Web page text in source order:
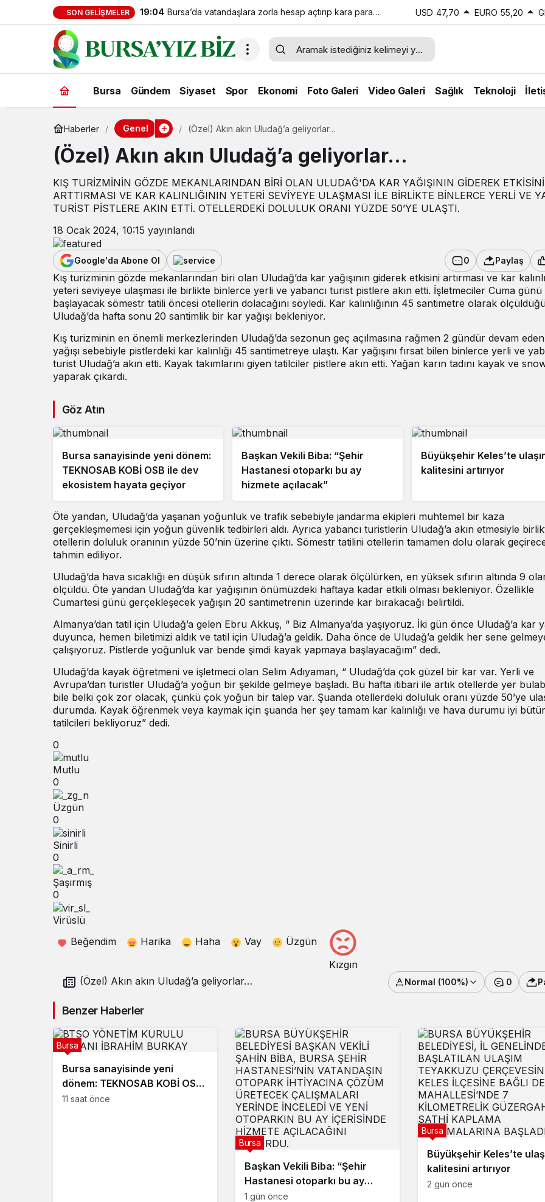
SON GELIŞMELER 19:04 Bursa’da vatandaşlara zorla hesap açtırıp kara para
aklayan şahıslara baskın
USD 47,70 EURO 55,20
Bursa Gündem Siyaset Spor Ekonomi Foto Galeri Video Galeri Sağlık Teknoloji
Haberler Genel (Özel) Akın akın Uludağ’a geliyorlar…
(Özel) Akın akın Uludağ’a geliyorlar…
KIŞ TURİZMİNİN GÖZDE MEKANLARINDAN BİRİ OLAN ULUDAĞ'DA KAR YAĞIŞININ GİDEREK ETKİSİNİ
ARTTIRMASI VE KAR KALINLIĞININ YETERİ SEVİYEYE ULAŞMASI İLE BİRLİKTE BİNLERCE YERLİ VE
TURİST PİSTLERE AKIN ETTİ. OTELLERDEKİ DOLULUK ORANI YÜZDE 50’YE ULAŞTI.
18 Ocak 2024, 10:15 yayınlandı
Google'da Abone Ol 0 Paylaş
Kış turizminin gözde mekanlarından biri olan Uludağ’da kar yağışının giderek etkisini artırması ve kar
yeteri seviyeye ulaşması ile birlikte binlerce yerli ve yabancı turist pistlere akın etti. İşletmeciler Cuma günü
başlayacak sömestr tatili öncesi otellerin dolacağını söyledi. Kar kalınlığının 45 santimetre olarak
Uludağ’da hafta sonu 20 santimlik bir kar yağışı bekleniyor.
Kış turizminin en önemli merkezlerinden Uludağ’da sezonun geç açılmasına rağmen 2 gündür devam
yağışı sebebiyle pistlerdeki kar kalınlığı 45 santimetreye ulaştı. Kar yağışını fırsat bilen binlerce yerli ve
turist Uludağ’a akın etti. Kayak takımlarını giyen tatilciler pistlere akın etti. Yağan karın tadını kayak ve
yaparak çıkardı.
Göz Atın
Bursa sanayisinde yeni dönem:
TEKNOSAB KOBİ OSB ile dev
ekosistem hayata geçiyor
Başkan Vekili Biba: “Şehir
Hastanesi otoparkı bu ay
hizmete açılacak”
Büyükşehir Keles’te
kalitesini artırıyor
Öte yandan, Uludağ’da yaşanan yoğunluk ve trafik sebebiyle jandarma ekipleri muhtemel bir kaza
gerçekleşmemesi için yoğun güvenlik tedbirleri aldı. Ayrıca yabancı turistlerin Uludağ’a akın etmesiyle
otellerin doluluk oranının yüzde 50’nin üzerine çıktı. Sömestr tatilini otellerin tamamen dolu olarak
tahmin ediliyor.
Uludağ’da hava sıcaklığı en düşük sıfırın altında 1 derece olarak ölçülürken, en yüksek sıfırın altında 9
ölçüldü. Öte yandan Uludağ’da kar yağışının önümüzdeki haftaya kadar etkili olması bekleniyor. Özellikle
Cumartesi günü gerçekleşecek yağışın 20 santimetrenin üzerinde kar bırakacağı belirtildi.
Almanya’dan tatil için Uludağ’a gelen Ebru Akkuş, “ Biz Almanya’da yaşıyoruz. İki gün önce Uludağ’a kar
duyunca, hemen biletimizi aldık ve tatil için Uludağ’a geldik. Daha önce de Uludağ’a geldik her sene
çalışıyoruz. Pistlerde yoğunluk var bende şimdi kayak yapmaya başlayacağım” dedi.
Uludağ’da kayak öğretmeni ve işletmeci olan Selim Adıyaman, “ Uludağ’da çok güzel bir kar var. Yerli ve
Avrupa’dan turistler Uludağ’a yoğun bir şekilde gelmeye başladı. Bu hafta itibari ile artık otellerde yer
bile belki çok zor olacak, çünkü çok yoğun bir talep var. Şuanda otellerdeki doluluk oranı yüzde 50’ye
durumda. Kayak öğrenmek veya kaymak için şuanda her şey tamam kar kalınlığı ve hava durumu iyi
tatilcileri bekliyoruz” dedi.
0
Mutlu
0
Üzgün
0
Sinirli
0
Şaşırmış
0
Virüslü
Beğendim
Harika Haha Vay
Üzgün
Kızgın
(Özel) Akın akın Uludağ’a geliyorlar…
Normal (100%) 0
Benzer Haberler
Bursa sanayisinde yeni
dönem: TEKNOSAB KOBİ OSB
ile dev ekosistem hayata
Bursa
11 saat önce
Başkan Vekili Biba: “Şehir
Hastanesi otoparkı bu ay
hizmete açılacak”
Bursa
1 gün önce
Büyükşehir Keles’te
kalitesini artırıyor
Bursa
2 gün önce